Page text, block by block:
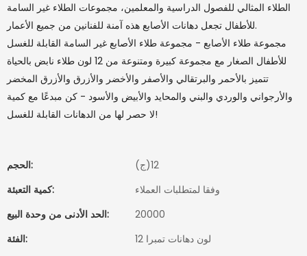
الطلاء المثالي للفصول الدراسية والمعلمين، مجموعات الطلاء غير السامة
للأطفال تجعل دهانات الأصابع هذه آمنة للفنانين من جميع الأعمار.
مجموعة طلاء الأصابع - مجموعة طلاء الأصابع غير السامة القابلة للغسل
للأطفال الصغار مع مجموعة كبيرة ومتنوعة من 12 لون طلاء نابض بالحياة
تتميز بالأحمر والبرتقالي والأصفر والأخضر والأزرق والأزرق المخضر
والأرجواني والوردي والبني والمحايد والأبيض والأسود - كن مبدعًا مع كمية
لا حصر لها من الدهانات القابلة للغسل!
الحجم:
(ج)12
كمية التعبئة:
وفقا لمتطلبات العملاء
الحد الأدنى من وحدة البيع:
20000
الفئة:
12 لون دهانات تمبرا